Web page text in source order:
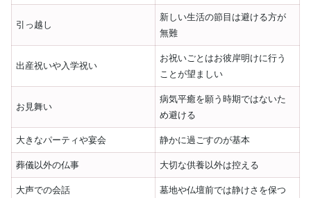
引っ越し
新しい生活の節目は避ける方が
無難
出産祝いや入学祝い
お祝いごとはお彼岸明けに行う
ことが望ましい
お見舞い
病気平癒を願う時期ではないた
め避ける
大きなパーティや宴会 静かに過ごすのが基本
葬儀以外の仏事 大切な供養以外は控える
大声での会話 墓地や仏壇前では静けさを保つ